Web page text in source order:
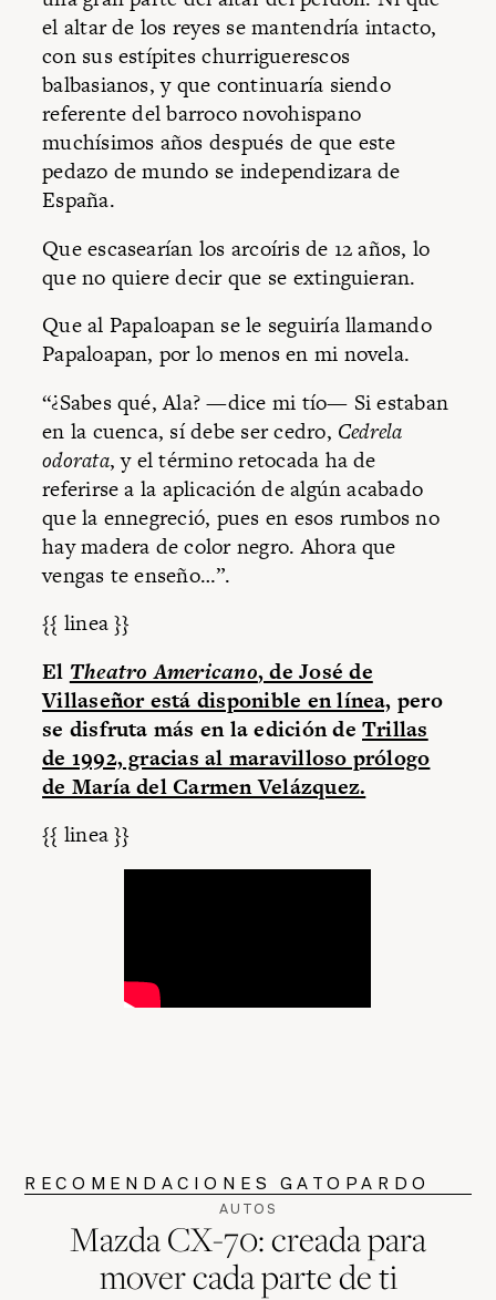
el altar de los reyes se mantendría intacto,
con sus estípites churriguerescos
balbasianos, y que continuaría siendo
referente del barroco novohispano
muchísimos años después de que este
pedazo de mundo se independizara de
España.
Que escasearían los arcoíris de 12 años, lo
que no quiere decir que se extinguieran.
Que al Papaloapan se le seguiría llamando
Papaloapan, por lo menos en mi novela.
“¿Sabes qué, Ala? —dice mi tío— Si estaban
en la cuenca, sí debe ser cedro, Cedrela
odorata, y el término retocada ha de
referirse a la aplicación de algún acabado
que la ennegreció, pues en esos rumbos no
hay madera de color negro. Ahora que
vengas te enseño…”.
{{ linea }}
El Theatro Americano, de José de
Villaseñor está disponible en línea, pero
se disfruta más en la edición deTrillas
de 1992, gracias al maravilloso prólogo
de María del Carmen Velázquez.
{{ linea }}
RECOMENDACIONES GATOPARDO
AUTOS
Mazda CX-70: creada para
mover cada parte de ti